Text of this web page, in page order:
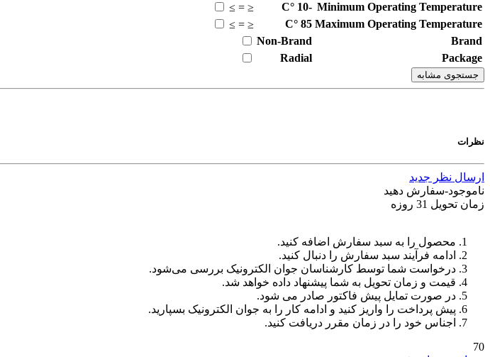
Minimum Operating Temperature
-10
°C
≤
=
≥
Maximum Operating Temperature
85
°C
≤
=
≥
Brand
Non-Brand
Package
Radial
جستجوی مشابه
نظرات
ارسال نظر جدید
ناموجود-سفارش دهید
زمان تحویل 31 روزه
محصول را به سبد سفارش اضافه کنید.
ادامه فرآیند سبد سفارش را دنبال کنید.
درخواست شما توسط کارشناسان جوان الکترونیک بررسی می‌شود.
قیمت و زمان تحویل به شما پیشنهاد داده خواهد شد.
در صورت تمایل پیش فاکتور صادر می شود.
پیش پرداخت را واریز کنید و ادامه کار را به جوان الکترونیک بسپارید.
اجناس خود را در زمان مقرر دریافت کنید.
70